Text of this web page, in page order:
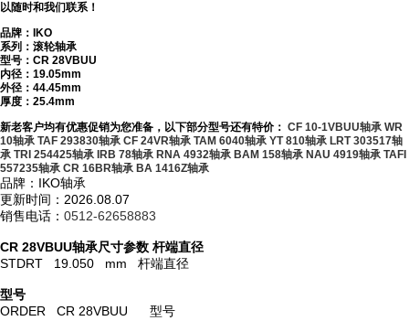
以随时和我们联系！
品牌：IKO
系列：滚轮轴承
型号： CR 28VBUU
内径：19.05mm
外径：44.45mm
厚度：25.4mm
新老客户均有优惠促销为您准备，以下部分型号还有特价： CF 10-1VBUU轴承 WR
10轴承 TAF 293830轴承 CF 24VR轴承 TAM 6040轴承 YT 810轴承 LRT 303517轴
承 TRI 254425轴承 IRB 78轴承 RNA 4932轴承 BAM 158轴承 NAU 4919轴承 TAFI
557235轴承 CR 16BR轴承 BA 1416Z轴承
品牌：IKO轴承
更新时间：2026.08.07
销售电话： 0512-62658883
CR 28VBUU轴承尺寸参数 杆端直径
STDRT 19.050 mm 杆端直径
型号
ORDER CR 28VBUU 型号